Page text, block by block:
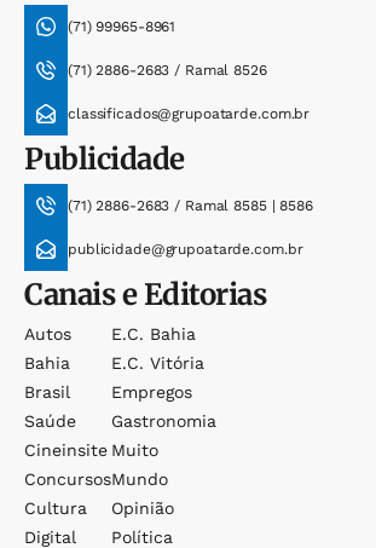
(71) 99965-8961
(71) 2886-2683 / Ramal 8526
classificados@grupoatarde.com.br
Publicidade
(71) 2886-2683 / Ramal 8585 | 8586
publicidade@grupoatarde.com.br
Canais e Editorias
Autos
Bahia
Brasil
Saúde
Cineinsite
Concursos
Cultura
Digital
E.c. Bahia
E.c. Vitória
Empregos
Gastronomia
Muito
Mundo
Opinião
Política